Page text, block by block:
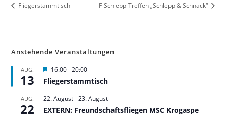
Fliegerstammtisch F-Schlepp-Treffen „Schlepp & Schnack“
Anstehende Veranstaltungen
AUG.
13
H
e
r
o
r
16:00-20:00
Fliegerstammtisch
AUG.
22
22. August-23. August
EXTERN: Freundschaftsfliegen MSC Krogaspe